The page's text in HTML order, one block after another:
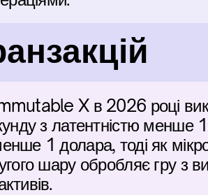
X в 2026 році
з латентністю менше
1 долара, тоді як
шару обробляє гру з